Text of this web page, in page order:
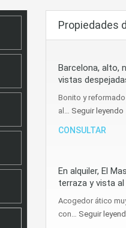
Propiedades
Barcelona, alto,
vistas
Bonito y
al… Seguir leyendo
CONSULTAR
En alquiler, El
terraza y vista al
Acogedor ático
con… Seguir